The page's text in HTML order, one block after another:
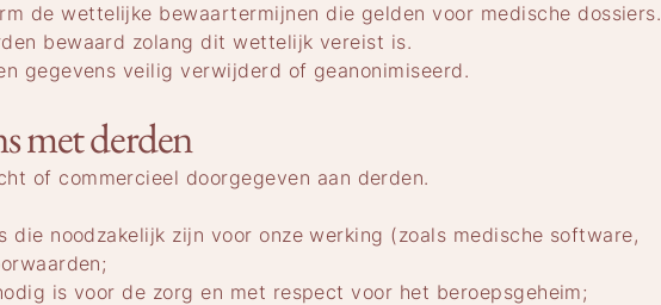
de wettelijke bewaartermijnen die gelden voor medische dossiers.
bewaard zolang dit wettelijk vereist is.
gegevens veilig verwijderd of geanonimiseerd.
met derden
of commercieel doorgegeven aan derden.
noodzakelijk zijn voor onze werking (zoals medische software,
is voor de zorg en met respect voor het beroepsgeheim;